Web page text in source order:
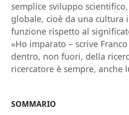
semplice sviluppo
globale, cioè da una cultura
funzione rispetto al
«Ho imparato – scrive
dentro, non fuori, della
ricercatore è sempre, anche
SOMMARIO